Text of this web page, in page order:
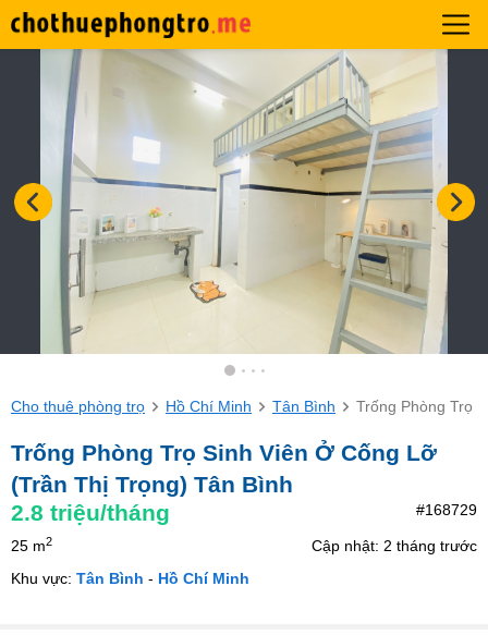
Cho thuê phòng trọ Hồ Chí Minh Tân Bình Trống Phòng Trọ
Trống Phòng Trọ Sinh Viên Ở Cống Lỡ
(Trần Thị Trọng) Tân Bình
2.8 triệu/tháng #168729
25 m2
Cập nhật: 2 tháng trước
Khu vực: Tân Bình - Hồ Chí Minh